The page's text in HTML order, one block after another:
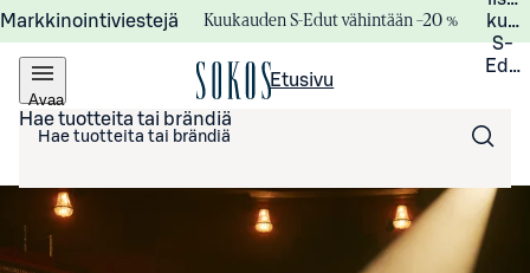
Markkinointiviestejä Kuukauden S-Edut vähintään –20 %
S-
Avaa
valikko
Etusivu
Hae tuotteita tai brändiä